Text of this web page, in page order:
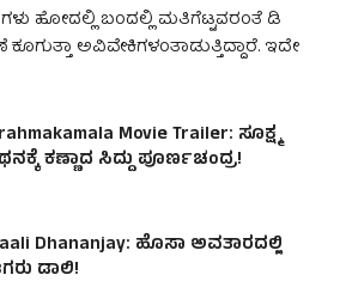
ಹೋದಲ್ಲಿ ಬಂದಲ್ಲಿ ಮತಿಗೆಟ್ಟವರಂತೆ ಡಿ
ಅವಿವೇಕಿಗಳಂತಾಡುತ್ತಿದ್ದಾರೆ. ಇದೇ
Movie Trailer: ಸೂಕ್ಷ್ಮ
ಕಣ್ಣಾದ ಸಿದ್ದು ಪೂರ್ಣಚಂದ್ರ!
Dhananjay: ಹೊಸಾ ಅವತಾರದಲ್ಲಿ
ಡಾಲಿ!